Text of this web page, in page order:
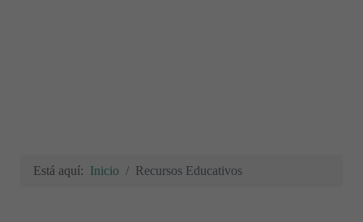
Está aquí: Inicio Recursos Educativos